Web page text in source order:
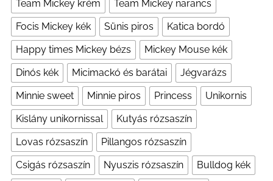
Team Mickey krém
Team Mickey narancs
Focis Mickey kék
Sünis piros
Katica bordó
Happy times Mickey bézs
Mickey Mouse kék
Dinós kék
Micimackó és barátai
Jégvarázs
Minnie sweet
Minnie piros Princess
Unikornis
Kislány unikornissal
Kutyás rózsaszín
Lovas rózsaszín
Pillangos rózsaszín
Csigás rózsaszín
Nyuszis rózsaszín
Bulldog kék